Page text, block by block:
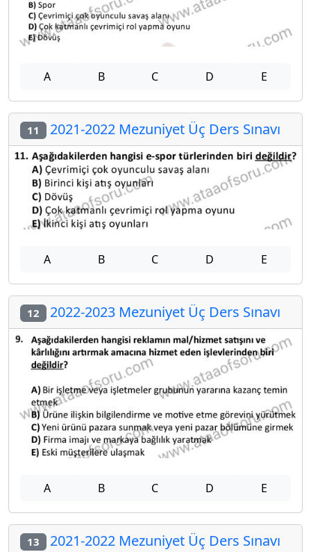
A B C D E
11 2021-2022 Mezuniyet Üç Ders Sınavı
A B C D E
12 2022-2023 Mezuniyet Üç Ders Sınavı
A B C D E
13 2021-2022 Mezuniyet Üç Ders Sınavı